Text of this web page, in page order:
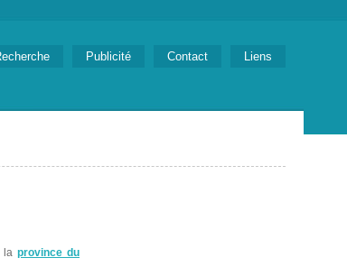
Publicité Contact Liens
la province du